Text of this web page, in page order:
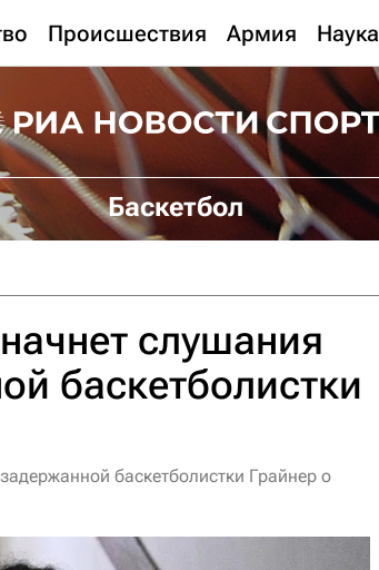
Происшествия Армия Наука
Баскетбол
слушания
баскетболистки
баскетболистки Грайнер о